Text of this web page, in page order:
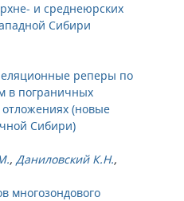
и среднеюрских
Сибири
реперы по
в пограничных
(новые
Сибири)
, Даниловский К.Н.,
многозондового